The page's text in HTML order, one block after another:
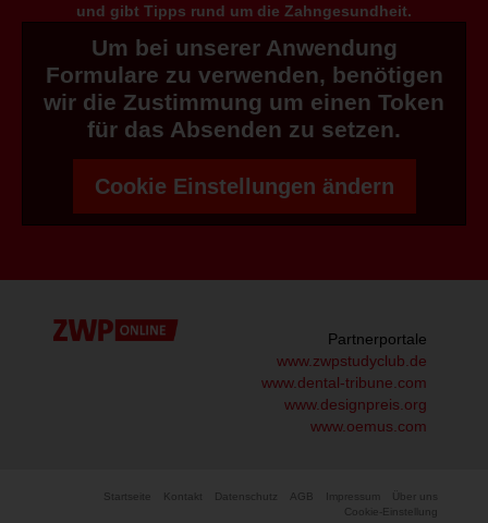
und gibt Tipps rund um die Zahngesundheit.
Um bei unserer Anwendung
Formulare zu verwenden, benötigen
wir die Zustimmung um einen Token
für das Absenden zu setzen.
Cookie Einstellungen ändern
Partnerportale
www.zwpstudyclub.de
www.dental-tribune.com
www.designpreis.org
www.oemus.com
Startseite Kontakt Datenschutz AGB Impressum
Über uns
Cookie-Einstellung